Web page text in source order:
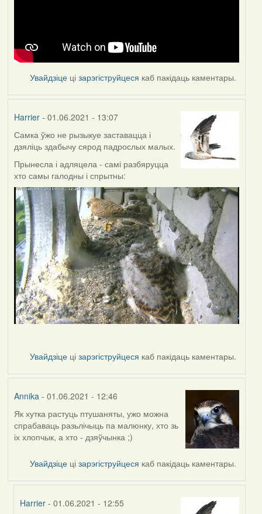
Увайдзіце цізарэгіструйцеся каб пакідаць каментары.
Harrier- 01.06.2021 - 13:07
Самка ўжо не рызыкуе заставацца і
дзяліць здабычу сярод падрослых малых.
Прынесла і адляцела - самі разбяруцца
хто самы галодны і спрытны:
Увайдзіце цізарэгіструйцеся каб пакідаць каментары.
Annika- 01.06.2021 - 12:46
Як хутка растуць птушаняты, ужо можна
спрабаваць разьлічыць па малюнку, хто зь
іх хлопчык, а хто - дзяўчынка ;)
Увайдзіце цізарэгіструйцеся каб пакідаць каментары.
Harrier - 01.06.2021 - 12:55